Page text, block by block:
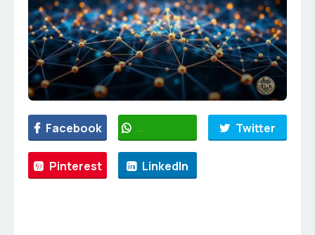
Facebook WhatsApp Twitter
Pinterest LinkedIn